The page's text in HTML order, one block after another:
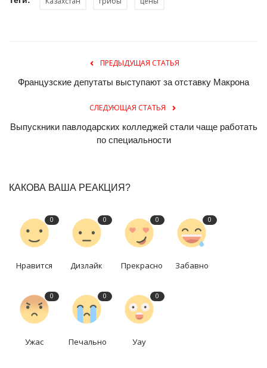
ПРЕДЫДУЩАЯ СТАТЬЯ
Французские депутаты выступают за отставку Макрона
СЛЕДУЮЩАЯ СТАТЬЯ
Выпускники павлодарских колледжей стали чаще работать
по специальности
КАКОВА ВАША РЕАКЦИЯ?
0
Нравится
0
Дизлайк
0
Прекрасно
0
Забавно
0
Ужас
0
Печально
0
Уау